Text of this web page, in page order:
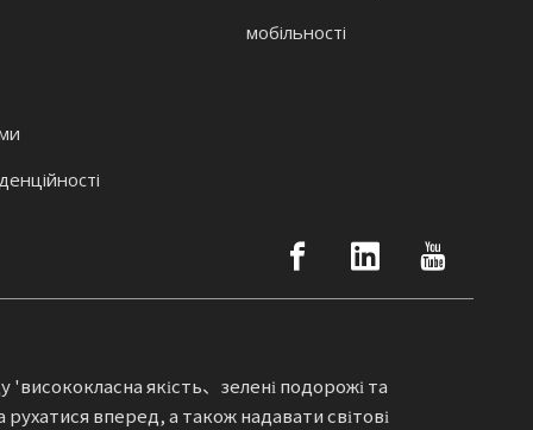
мобільності
якість、зелені подорожі та
вперед, а також надавати світові